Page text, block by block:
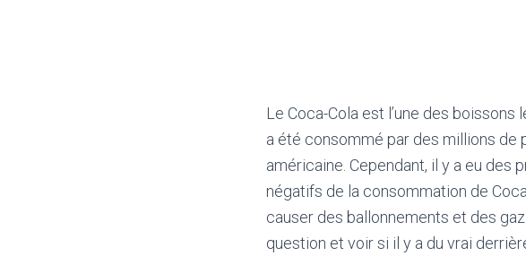
Le Coca-Cola est l’une des
a été consommé par des millions de
américaine. Cependant, il y a eu
négatifs de la consommation de
causer des ballonnements et des
question et voir si il y a du vrai